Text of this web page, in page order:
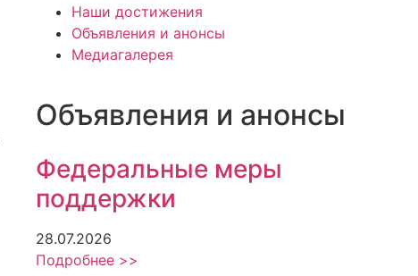
Наши достижения
Объявления и анонсы
Медиагалерея
Объявления и анонсы
Федеральные меры
поддержки
28.07.2026
Подробнее >>